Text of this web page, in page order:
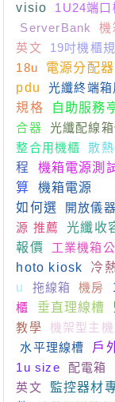
visio 1U24端
ServerBank
機
英文
19吋機櫃
18u
電源分配器
pdu
光纖終端箱
規格
自助服務
合器
光纖配線
整合用機櫃
散
程
機箱電源測
算
機箱電源
如何選
開放儀
源 推薦
光纖收
報價
工業機箱
hoto kiosk
冷
u
拖線箱 機房
櫃
垂直理線槽
教學
機架型主機
水平理線槽
戶
1u size
配電箱
英文
監控器材